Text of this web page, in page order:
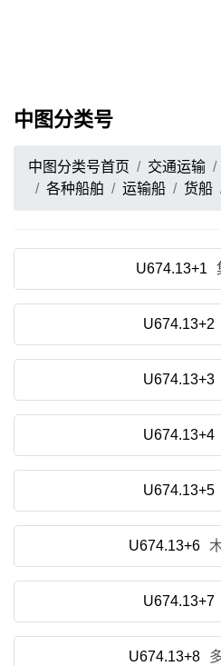
中图分类号
中图分类号首页 交通运输
各种船舶
运输船 货船
U674.13+1
U674.13+2
U674.13+3
U674.13+4
U674.13+5
U674.13+6
U674.13+7
U674.13+8